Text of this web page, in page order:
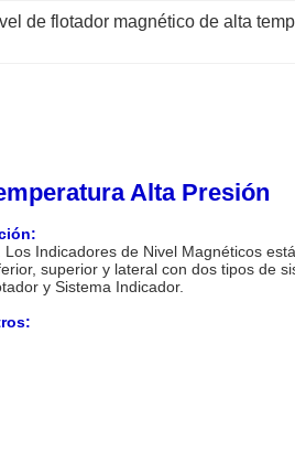
de flotador magnético de alta
Alta Presión
Indicadores de Nivel Magnéticos
superior y lateral con dos tipos de
y Sistema Indicador.